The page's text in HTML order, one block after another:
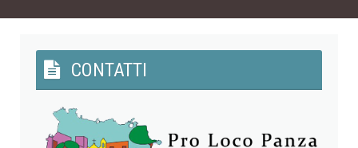
CONTATTI